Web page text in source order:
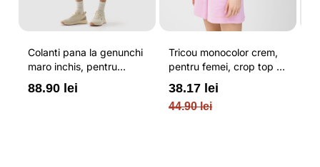
Colanti pana la genunchi
maro inchis, pentru
femei, cu striatii si
cusaturi plate 4F
88.90 lei
Tricou monocolor crem,
pentru femei, crop top si
croiala slim 4F
44.90 lei
38.17 lei